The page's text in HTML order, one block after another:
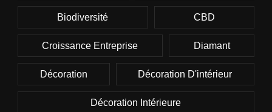
Biodiversité CBD
Croissance Entreprise Diamant
Décoration Décoration D'intérieur
Décoration Intérieure